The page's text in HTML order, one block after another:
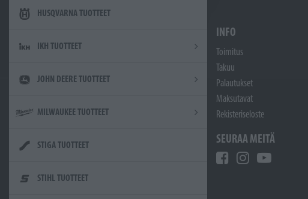
HUSQVARNA TUOTTEET
IKH TUOTTEET
JOHN DEERE TUOTTEET
MILWAUKEE TUOTTEET
STIGA TUOTTEET
STIHL TUOTTEET
INFO
Toimitus
Takuu
Palautukset
Maksutavat
Rekisteriseloste
SEURAA MEITÄ